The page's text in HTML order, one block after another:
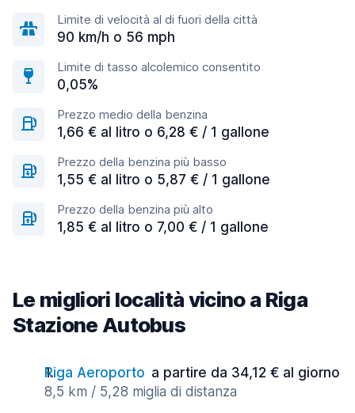
Limite di velocità al di fuori della città
90 km/h o 56 mph
Limite di tasso alcolemico consentito
0,05%
Prezzo medio della benzina
1,66 € al litro o 6,28 € / 1 gallone
Prezzo della benzina più basso
1,55 € al litro o 5,87 € / 1 gallone
Prezzo della benzina più alto
1,85 € al litro o 7,00 € / 1 gallone
Le migliori località vicino a Riga
Stazione Autobus
Riga Aeroporto a partire da 34,12 € al giorno
8,5 km / 5,28 miglia di distanza